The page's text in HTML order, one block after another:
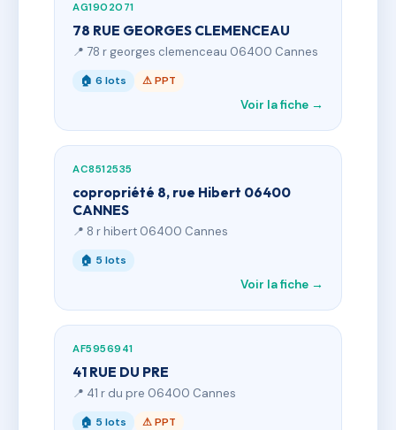
AG1902071
78 RUE GEORGES CLEMENCEAU
📍 78 r georges clemenceau 06400 Cannes
🏠 6 lots ⚠ PPT
Voir la fiche →
AC8512535
copropriété 8, rue Hibert 06400
CANNES
📍 8 r hibert 06400 Cannes
🏠 5 lots
Voir la fiche →
AF5956941
41 RUE DU PRE
📍 41 r du pre 06400 Cannes
🏠 5 lots ⚠ PPT